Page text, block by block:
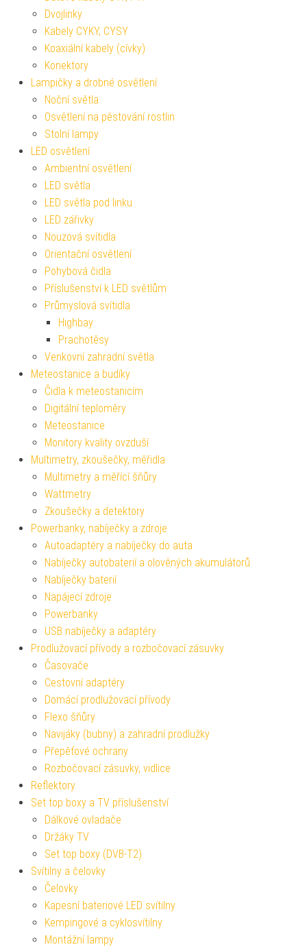
Dvojlinky
Kabely CYKY, CYSY
Koaxiální kabely (cívky)
Konektory
Lampičky a drobné osvětlení
Noční světla
Osvětlení na pěstování rostlin
Stolní lampy
LED osvětlení
Ambientní osvětlení
LED světla
LED světla pod linku
LED zářivky
Nouzová svítidla
Orientační osvětlení
Pohybová čidla
Příslušenství k LED světlům
Průmyslová svítidla
Highbay
Prachotěsy
Venkovní zahradní světla
Meteostanice a budíky
Čidla k meteostanicím
Digitální teploměry
Meteostanice
Monitory kvality ovzduší
Multimetry, zkoušečky, měřidla
Multimetry a měřící šňůry
Wattmetry
Zkoušečky a detektory
Powerbanky, nabíječky a zdroje
Autoadaptéry a nabíječky do auta
Nabíječky autobaterií a olověných akumulátorů
Nabíječky baterií
Napájecí zdroje
Powerbanky
USB nabíječky a adaptéry
Prodlužovací přívody a rozbočovací zásuvky
Časovače
Cestovní adaptéry
Domácí prodlužovací přívody
Flexo šňůry
Navijáky (bubny) a zahradní prodlužky
Přepěťové ochrany
Rozbočovací zásuvky, vidlice
Reflektory
Set top boxy a TV příslušenství
Dálkové ovladače
Držáky TV
Set top boxy (DVB-T2)
Svítilny a čelovky
Čelovky
Kapesní bateriové LED svítilny
Kempingové a cyklosvítilny
Montážní lampy